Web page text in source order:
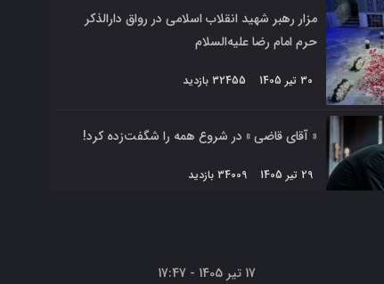
مزار رهبر شهید انقلاب اسلامی در رواق دارالذکر
حرم امام رضا علیه‌السلام
30 تیر 1405 32455 بازدید
« آقای قاضی » در شروع همه را شگفت‌زده کرد!
29 تیر 1405 34009 بازدید
17 تیر 1405 - 17:47